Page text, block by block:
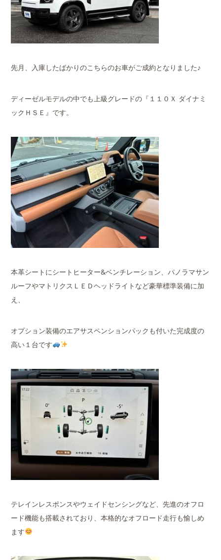
先月、入庫したばかりのこちらのお車がご成約となりました♪
ディーゼルモデルの中でも上級グレードの『１１０Ｘ ダイナミ
ックＨＳＥ』です。
本革シートにシートヒーター&ベンチレーション、パノラマサン
ルーフやマトリクスＬＥＤヘッドライトなど豪華標準装備に加
え、
オプション装備のエアサスペンションパックも付いた完成度の
高い１台です
テレインレスポンスやウェイドセンシングなど、先進のオフロ
ード機能も搭載されており、本格的なオフロード走行も愉しめ
ます